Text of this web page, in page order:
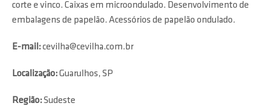
corte e vinco. Caixas em microondulado. Desenvolvimento de
embalagens de papelão. Acessórios de papelão ondulado.
E-mail:cevilha@cevilha.com.br
Localização:Guarulhos, SP
Região:Sudeste